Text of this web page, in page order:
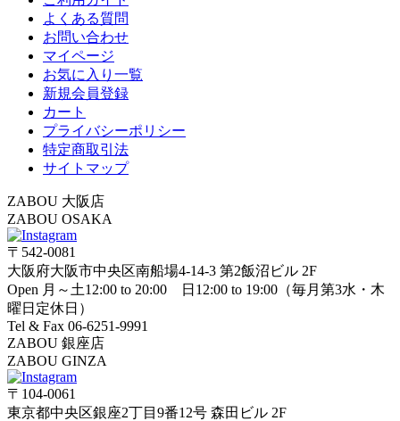
よくある質問
お問い合わせ
マイページ
お気に入り一覧
新規会員登録
カート
プライバシーポリシー
特定商取引法
サイトマップ
ZABOU 大阪店
ZABOU OSAKA
〒542-0081
大阪府大阪市中央区南船場4-14-3 第2飯沼ビル 2F
Open 月～土12:00 to 20:00 日12:00 to 19:00（毎月第3水・木
曜日定休日）
Tel & Fax 06-6251-9991
ZABOU 銀座店
ZABOU GINZA
〒104-0061
東京都中央区銀座2丁目9番12号 森田ビル 2F